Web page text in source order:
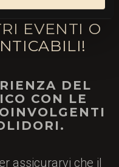
EVENTI O
DEL
CON LE
assicurarvi che il